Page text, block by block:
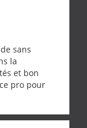
sans
la
et bon
pro pour